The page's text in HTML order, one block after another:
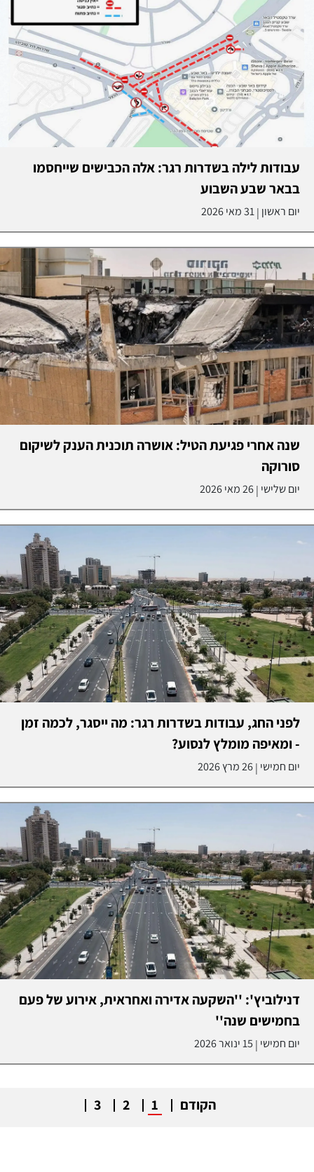
עבודות לילה בשדרות רגר: אלה הכבישים שייחסמו
בבאר שבע השבוע
יום ראשון |31 מאי 2026
שנה אחרי פגיעת הטיל: אושרה תוכנית הענק לשיקום
סורוקה
יום שלישי |26 מאי 2026
לפני החג, עבודות בשדרות רגר: מה ייסגר, לכמה זמן
- ומאיפה מומלץ לנסוע?
יום חמישי |26 מרץ 2026
דנילוביץ': ''השקעה אדירה ואחראית, אירוע של פעם
בחמישים שנה''
יום חמישי | 15 ינואר 2026
הקודם 1
2
3